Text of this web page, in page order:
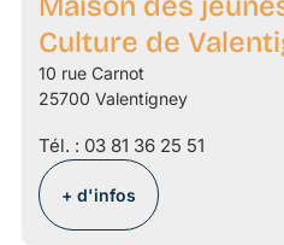
Culture de
10 rue Carnot
25700 Valentigney
Tél. : 03 81 36 25 51
+ d'infos